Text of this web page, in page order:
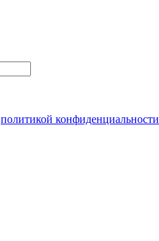
политикой конфиденциальности